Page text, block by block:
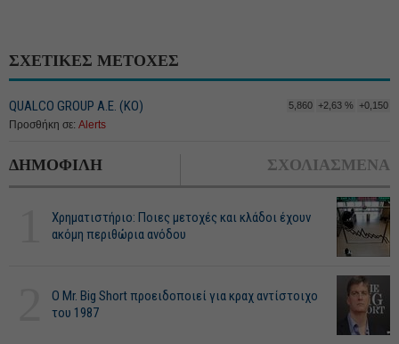
ΣΧΕΤΙΚΕΣ ΜΕΤΟΧΕΣ
QUALCO GROUP Α.Ε. (ΚΟ) 5,860 +2,63 % +0,150
Προσθήκη σε: Alerts
ΔΗΜΟΦΙΛΗ ΣΧΟΛΙΑΣΜΕΝΑ
Χρηματιστήριο: Ποιες μετοχές και κλάδοι έχουν
ακόμη περιθώρια ανόδου
O Mr. Big Short προειδοποιεί για κραχ αντίστοιχο
του 1987